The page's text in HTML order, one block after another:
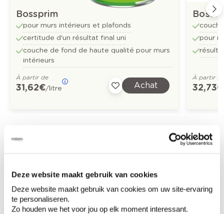
Deze website maakt gebruik van cookies
Deze website maakt gebruik van cookies om uw site-ervaring
te personaliseren.
Zo houden we het voor jou op elk moment interessant.
Bossprim
pour murs intérieurs et plafonds
certitude d'un résultat final uni
couche de fond de haute qualité pour murs
intérieurs
À partir de
31,62 €/litre Achat
pour
À partir
32,73 €
Découvrez plus d'images d'inspiration pour:
Off black